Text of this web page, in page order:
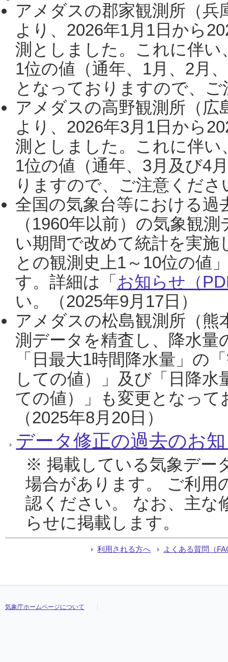
アメダスの郡家観測所（
より、2026年1月1日から
測としました。これに伴い
1位の値（通年、1月、2月
となっておりますので、
アメダスの高野観測所（
より、2026年3月1日から
測としました。これに伴い
1位の値（通年、3月及び4
りますので、ご注意くだ
全国の気象台等における過
（1960年以前）の気象観
い期間で改めて統計を実
との観測史上1～10位の値
す。詳細は「 お知らせ（
い。（2025年9月17日）
アメダスの松島観測所（熊
測データを精査し、降水
「日最大1時間降水量」の
しての値）」及び「日降
ての値）」も変更となっ
（2025年8月20日）
データ修正の過去のお
※ 掲載している気象デー
場合があります。 ご利用
認ください。 なお、主な
らせに掲載します。
利用される方へ よくある質問（
気象庁ホームページについて